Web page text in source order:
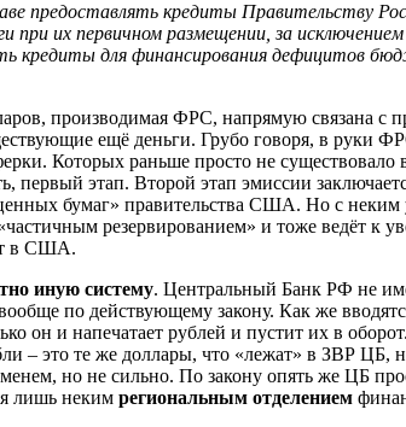
предоставлять кредиты Правительству
при их первичном размещении, за
кредиты для финансирования дефицитов
производимая ФРС, напрямую связана с
ещё деньги. Грубо говоря, в руки
Которых раньше просто не
первый этап. Второй этап эмиссии
бумаг» правительства США. Но с
резервированием» и тоже
в США.
иную систему. Центральный Банк РФ не
по действующему закону. Как же
он и напечатает рублей и пустит их в
– это те же доллары, что «лежат» в ЗВР
но не сильно. По закону опять же ЦБ
лишь неким региональным отделением